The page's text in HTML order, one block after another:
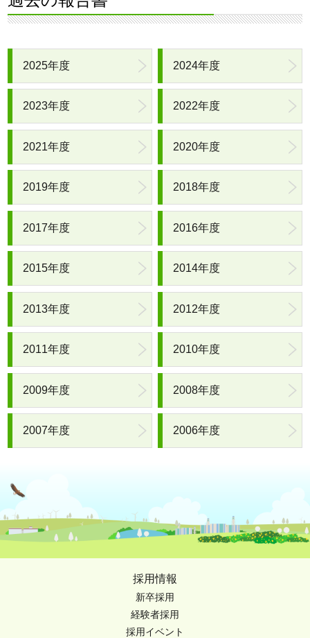
2025年度 2024年度
2023年度 2022年度
2021年度 2020年度
2019年度 2018年度
2017年度 2016年度
2015年度 2014年度
2013年度 2012年度
2011年度 2010年度
2009年度 2008年度
2007年度 2006年度
採用情報
新卒採用
経験者採用
採用イベント